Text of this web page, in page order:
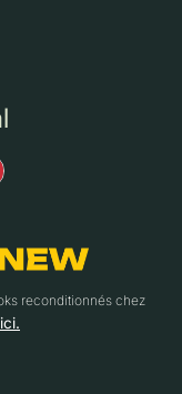
reconditionnés chez